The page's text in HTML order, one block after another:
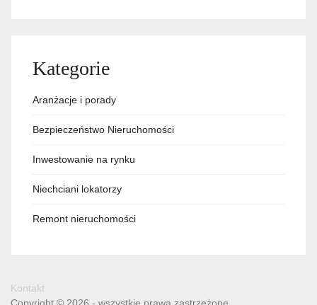
Kategorie
Aranżacje i porady
Bezpieczeństwo Nieruchomości
Inwestowanie na rynku
Niechciani lokatorzy
Remont nieruchomości
Kontakt
Copyright © 2026 - wszystkie prawa zastrzeżone.